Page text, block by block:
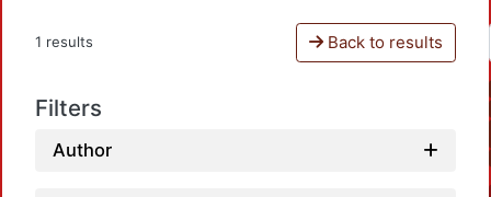
1 results Back to results
Filters
Author